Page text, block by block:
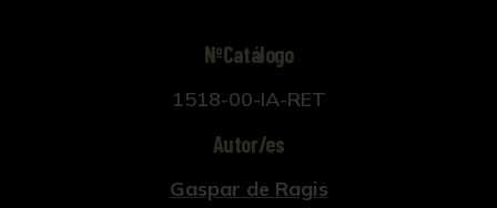
primer cuerpo del retablo queda delimitado,
exteriormente, por dos columnas corintias
estriadas de orden gigante, mientras que
sendas pilastras del mismo orden enmarcan la
caja central. Ésta acoge un gran lienzo de la
Circuncisión de Jesús, flanqueado en las calles
NºCatálogo
1518-00-IA-RET
Autor/es
Gaspar de Ragis